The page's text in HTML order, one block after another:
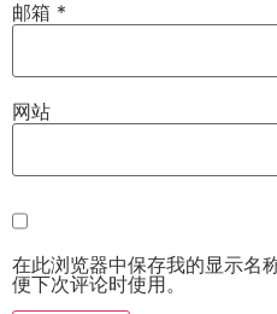
邮箱 *
网站
在此浏览器中保存我的显示名
便下次评论时使用。